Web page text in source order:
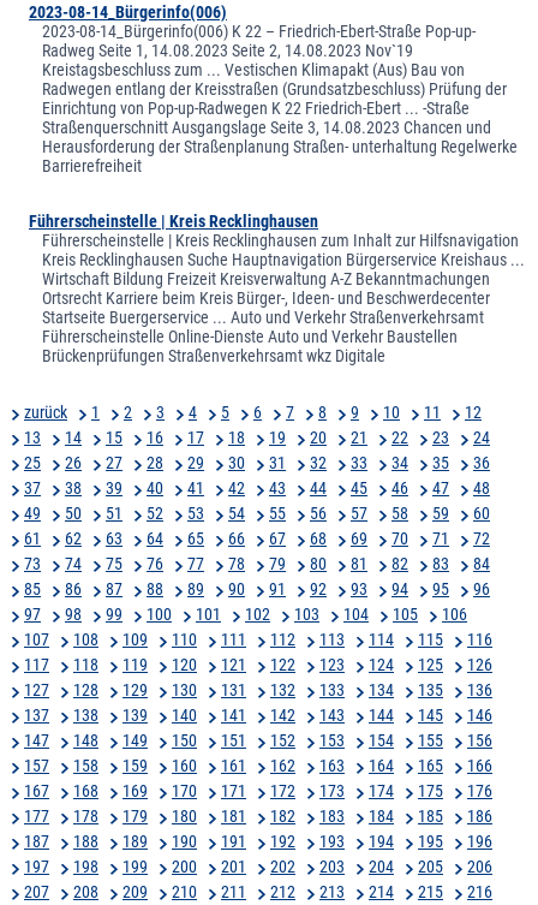
2023-08-14_Bürgerinfo(006)
2023-08-14_Bürgerinfo(006) K 22 – Friedrich-Ebert-Straße Pop-up-
Radweg Seite 1, 14.08.2023 Seite 2, 14.08.2023 Nov`19
Kreistagsbeschluss zum ... Vestischen Klimapakt (Aus) Bau von
Radwegen entlang der Kreisstraßen (Grundsatzbeschluss) Prüfung der
Einrichtung von Pop-up-Radwegen K 22 Friedrich-Ebert ... -Straße
Straßenquerschnitt Ausgangslage Seite 3, 14.08.2023 Chancen und
Herausforderung der Straßenplanung Straßen- unterhaltung Regelwerke
Barrierefreiheit
Führerscheinstelle | Kreis Recklinghausen
Führerscheinstelle | Kreis Recklinghausen zum Inhalt zur Hilfsnavigation
Kreis Recklinghausen Suche Hauptnavigation Bürgerservice Kreishaus ...
Wirtschaft Bildung Freizeit Kreisverwaltung A-Z Bekanntmachungen
Ortsrecht Karriere beim Kreis Bürger-, Ideen- und Beschwerdecenter
Startseite Buergerservice ... Auto und Verkehr Straßenverkehrsamt
Führerscheinstelle Online-Dienste Auto und Verkehr Baustellen
Brückenprüfungen Straßenverkehrsamt wkz Digitale
zurück 1 2 3 4 5 6 7 8 9 10 11
12
13
14 15 16 17 18 19 20 21 22 23
24
25
26 27 28 29 30 31 32 33 34 35
36
37
38 39 40 41 42 43 44 45 46 47
48
49
50 51 52 53 54 55 56 57 58 59
60
61
62 63 64 65 66 67 68 69 70 71
72
73
74 75 76 77 78 79 80 81 82 83
84
85
86 87 88 89 90 91 92 93 94 95
96
97
98 99 100 101 102 103 104 105
106
107
108 109 110 111 112 113 114 115
116
117
118 119 120 121 122 123 124 125
126
127
128 129 130 131 132 133 134 135
136
137
138 139 140 141 142 143 144 145
146
147
148 149 150 151 152 153 154 155
156
157
158 159 160 161 162 163 164 165
166
167
168 169 170 171 172 173 174 175
176
177
178 179 180 181 182 183 184 185
186
187
188 189 190 191 192 193 194 195
196
197
198 199 200 201 202 203 204 205
206
207
208 209 210 211 212 213 214 215
216